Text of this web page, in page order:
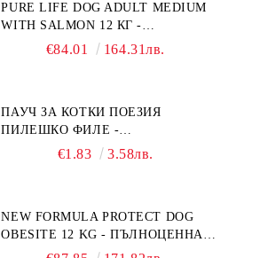
PURE LIFE DOG ADULT MEDIUM
WITH SALMON 12 КГ -
ПЪЛНОЦЕННА ХРАНА ЗА
БЕЗ ЗЪРНО, БЕЗ ГЛУТЕН.
ПРОИЗВЕДЕНА ВЪВ ФРАНЦИЯ.
€84.01 164.31лв.
ПАУЧ ЗА КОТКИ ПОЕЗИЯ
ПИЛЕШКО ФИЛЕ -
ПРОМОКОМПЛЕКТ 3 БР.
€1.83 3.58лв.
NEW FORMULA PROTECT DOG
OBESITE 12 KG - ПЪЛНОЦЕННА
ДИЕТИЧНА ХРАНА ЗА КУЧЕТА